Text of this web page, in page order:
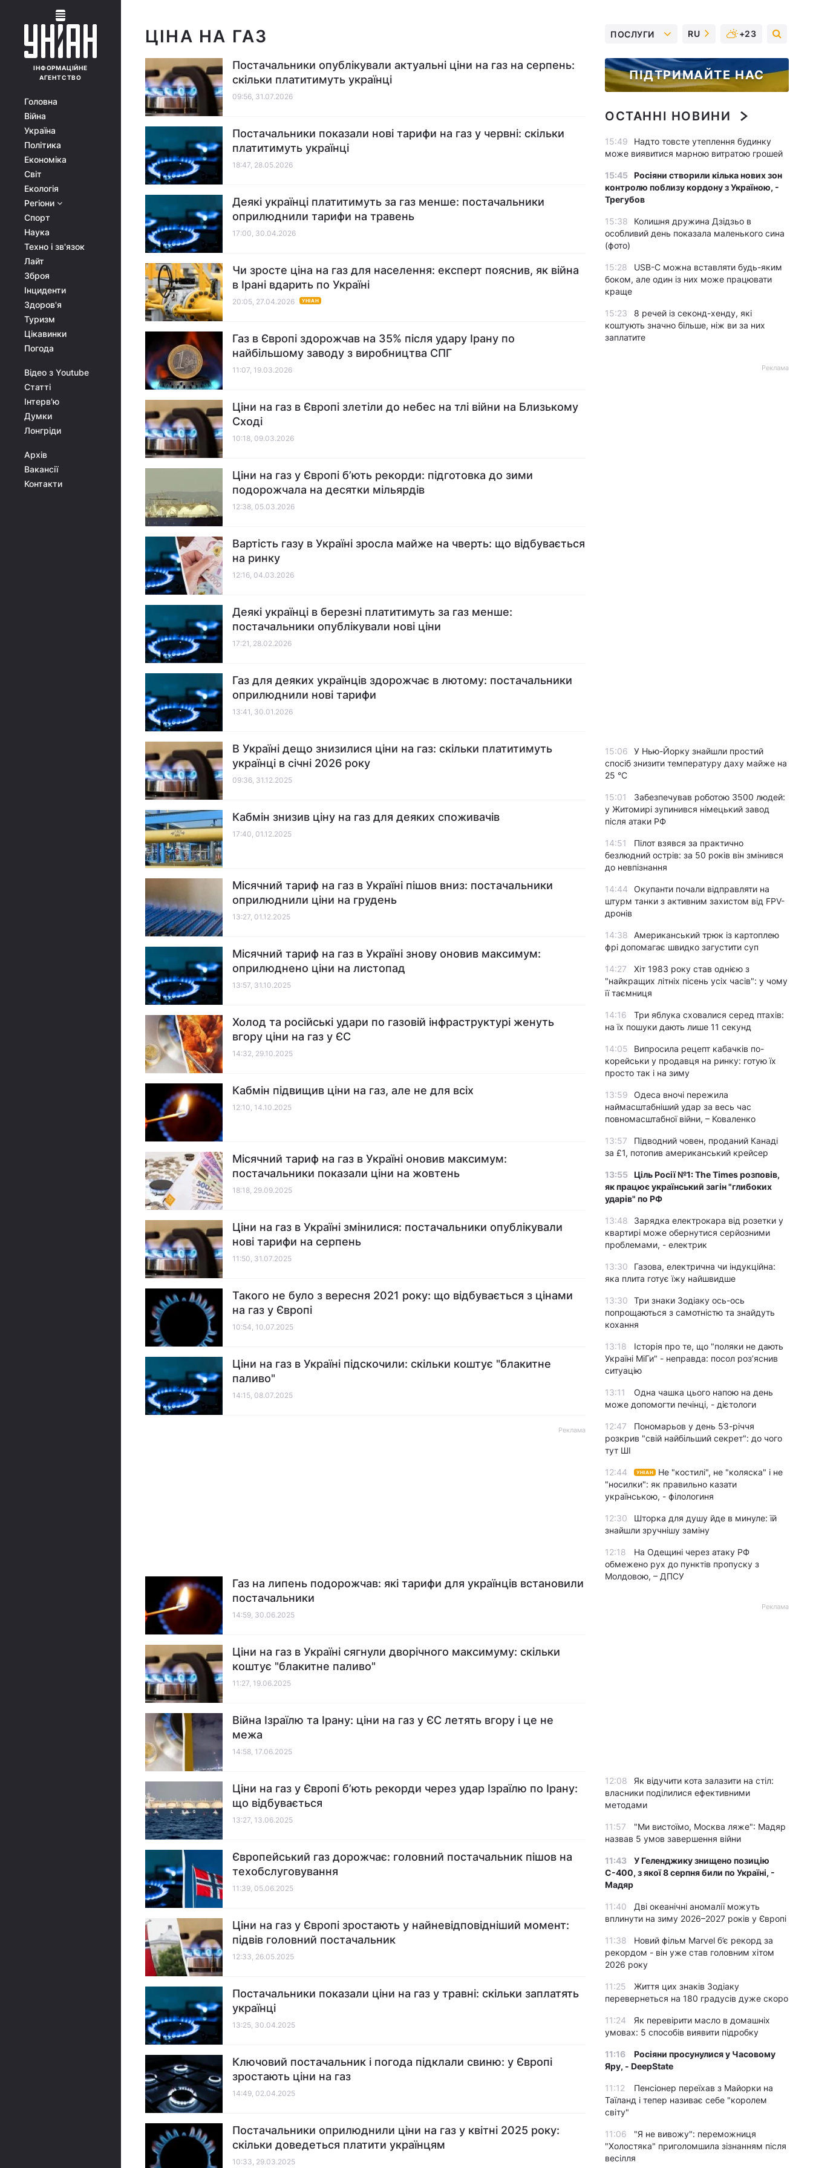
ІНФОРМАЦІЙНЕ
АГЕНТСТВО
Головна
Війна
Україна
Політика
Економіка
Світ
Екологія
Регіони
Спорт
Наука
Техно і зв'язок
Лайт
Зброя
Інциденти
Здоров'я
Туризм
Цікавинки
Погода
Відео з Youtube
Статті
Інтерв'ю
Думки
Лонгріди
Архів
Вакансії
Контакти
ЦІНА НА ГАЗ
Постачальники опублікували актуальні ціни на газ на серпень:
скільки платитимуть українці
09:56, 31.07.2026
Постачальники показали нові тарифи на газ у червні: скільки
платитимуть українці
18:47, 28.05.2026
Деякі українці платитимуть за газ менше: постачальники
оприлюднили тарифи на травень
17:00, 30.04.2026
Чи зросте ціна на газ для населення: експерт пояснив, як війна
в Ірані вдарить по Україні
20:05, 27.04.2026 УНІАН
Газ в Європі здорожчав на 35% після удару Ірану по
найбільшому заводу з виробництва СПГ
11:07, 19.03.2026
Ціни на газ в Європі злетіли до небес на тлі війни на Близькому
Сході
10:18, 09.03.2026
Ціни на газ у Європі б’ють рекорди: підготовка до зими
подорожчала на десятки мільярдів
12:38, 05.03.2026
Вартість газу в Україні зросла майже на чверть: що відбувається
на ринку
12:16, 04.03.2026
Деякі українці в березні платитимуть за газ менше:
постачальники опублікували нові ціни
17:21, 28.02.2026
Газ для деяких українців здорожчає в лютому: постачальники
оприлюднили нові тарифи
13:41, 30.01.2026
В Україні дещо знизилися ціни на газ: скільки платитимуть
українці в січні 2026 року
09:36, 31.12.2025
Кабмін знизив ціну на газ для деяких споживачів
17:40, 01.12.2025
Місячний тариф на газ в Україні пішов вниз: постачальники
оприлюднили ціни на грудень
13:27, 01.12.2025
Місячний тариф на газ в Україні знову оновив максимум:
оприлюднено ціни на листопад
13:57, 31.10.2025
Холод та російські удари по газовій інфраструктурі женуть
вгору ціни на газ у ЄС
14:32, 29.10.2025
Кабмін підвищив ціни на газ, але не для всіх
12:10, 14.10.2025
Місячний тариф на газ в Україні оновив максимум:
постачальники показали ціни на жовтень
18:18, 29.09.2025
Ціни на газ в Україні змінилися: постачальники опублікували
нові тарифи на серпень
11:50, 31.07.2025
Такого не було з вересня 2021 року: що відбувається з цінами
на газ у Європі
10:54, 10.07.2025
Ціни на газ в Україні підскочили: скільки коштує "блакитне
паливо"
14:15, 08.07.2025
Реклама
Газ на липень подорожчав: які тарифи для українців встановили
постачальники
14:59, 30.06.2025
Ціни на газ в Україні сягнули дворічного максимуму: скільки
коштує "блакитне паливо"
11:27, 19.06.2025
Війна Ізраїлю та Ірану: ціни на газ у ЄС летять вгору і це не
межа
14:58, 17.06.2025
Ціни на газ у Європі б’ють рекорди через удар Ізраїлю по Ірану:
що відбувається
13:27, 13.06.2025
Європейський газ дорожчає: головний постачальник пішов на
техобслуговування
11:39, 05.06.2025
Ціни на газ у Європі зростають у найневідповідніший момент:
підвів головний постачальник
12:33, 26.05.2025
Постачальники показали ціни на газ у травні: скільки заплатять
українці
13:25, 30.04.2025
Ключовий постачальник і погода підклали свиню: у Європі
зростають ціни на газ
14:49, 02.04.2025
Постачальники оприлюднили ціни на газ у квітні 2025 року:
скільки доведеться платити українцям
10:33, 29.03.2025
ПОСЛУГИ RU +23
ПІДТРИМАЙТЕ НАС
ОСТАННІ НОВИНИ
15:49
Надто товсте утеплення будинку
може виявитися марною витратою грошей
15:45 Росіяни створили кілька нових зон
контролю поблизу кордону з Україною, -
Трегубов
15:38
Колишня дружина Дзідзьо в
особливий день показала маленького сина
(фото)
15:28
USB-C можна вставляти будь-яким
боком, але один із них може працювати
краще
15:23
8 речей із секонд-хенду, які
коштують значно більше, ніж ви за них
заплатите
Реклама
15:06
У Нью-Йорку знайшли простий
спосіб знизити температуру даху майже на
25 °C
15:01
Забезпечував роботою 3500 людей:
у Житомирі зупинився німецький завод
після атаки РФ
14:51
Пілот взявся за практично
безлюдний острів: за 50 років він змінився
до невпізнання
14:44
Окупанти почали відправляти на
штурм танки з активним захистом від FPV-
дронів
14:38
Американський трюк із картоплею
фрі допомагає швидко загустити суп
14:27
Хіт 1983 року став однією з
"найкращих літніх пісень усіх часів": у чому
її таємниця
14:16
Три яблука сховалися серед птахів:
на їх пошуки дають лише 11 секунд
14:05
Випросила рецепт кабачків по-
корейськи у продавця на ринку: готую їх
просто так і на зиму
13:59
Одеса вночі пережила
наймасштабніший удар за весь час
повномасштабної війни, – Коваленко
13:57
Підводний човен, проданий Канаді
за £1, потопив американський крейсер
13:55 Ціль Росії №1: The Times розповів,
як працює український загін "глибоких
ударів" по РФ
13:48
Зарядка електрокара від розетки у
квартирі може обернутися серйозними
проблемами, - електрик
13:30
Газова, електрична чи індукційна:
яка плита готує їжу найшвидше
13:30
Три знаки Зодіаку ось-ось
попрощаються з самотністю та знайдуть
кохання
13:18
Історія про те, що "поляки не дають
Україні МіГи" - неправда: посол роз’яснив
ситуацію
13:11
Одна чашка цього напою на день
може допомогти печінці, - дієтологи
12:47
Пономарьов у день 53-річчя
розкрив "свій найбільший секрет": до чого
тут ШІ
12:44 УНІАН
Не "костилі", не "коляска" і не
"носилки": як правильно казати
українською, - філологиня
12:30
Шторка для душу йде в минуле: їй
знайшли зручнішу заміну
12:18
На Одещині через атаку РФ
обмежено рух до пунктів пропуску з
Молдовою, – ДПСУ
Реклама
12:08
Як відучити кота залазити на стіл:
власники поділилися ефективними
методами
11:57
"Ми вистоїмо, Москва ляже": Мадяр
назвав 5 умов завершення війни
11:43
У Геленджику знищено позицію
С-400, з якої 8 серпня били по Україні, -
Мадяр
11:40
Дві океанічні аномалії можуть
вплинути на зиму 2026–2027 років у Європі
11:38
Новий фільм Marvel б’є рекорд за
рекордом - він уже став головним хітом
2026 року
11:25
Життя цих знаків Зодіаку
перевернеться на 180 градусів дуже скоро
11:24
Як перевірити масло в домашніх
умовах: 5 способів виявити підробку
11:16
Росіяни просунулися у Часовому
Яру, - DeepState
11:12
Пенсіонер переїхав з Майорки на
Таїланд і тепер називає себе "королем
світу"
11:06
"Я не вивожу": переможниця
"Холостяка" приголомшила зізнанням після
весілля